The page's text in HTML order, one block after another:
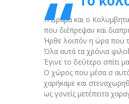
Η Δράμα και ο
που διέπρεψαν και
Ήρθε λοιπόν η ώρα που
Όλα αυτά τα χρόνια
Έγινε το δεύτερο σπίτι
Ο χώρος που μέσα σ
χαρήκαμε και
ως γονείς μετέπειτα